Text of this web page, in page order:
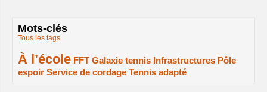
Mots-clés
Tous les tags
À l’école
2/2 FFT
1/2 Galaxie tennis
1/2 Infrastructures
1/2
Pôle
espoir
1/2 Service de cordage
1/2 Tennis adapté
1/2